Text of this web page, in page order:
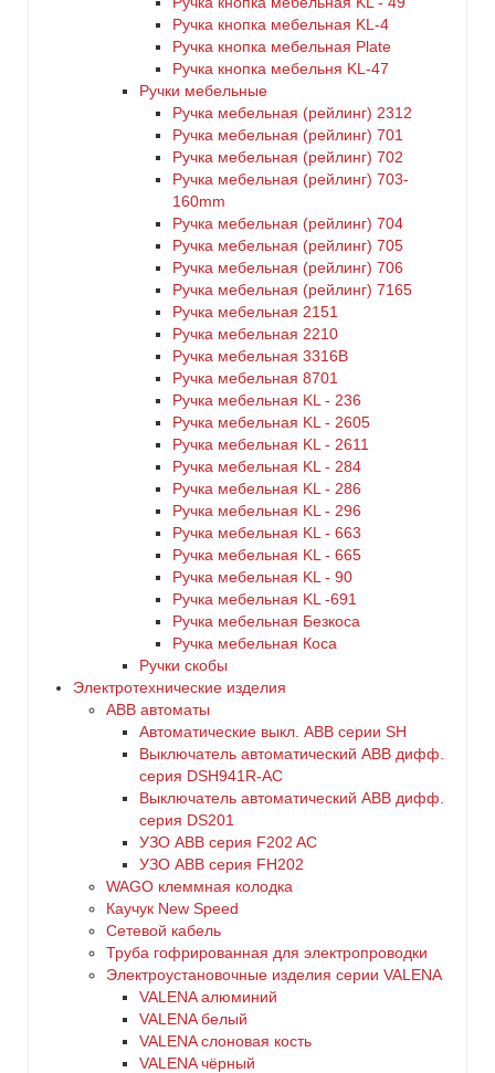
Ручка кнопка мебельная KL-4
Ручка кнопка мебельная Plate
Ручка кнопка мебельня KL-47
Ручки мебельные
Ручка мебельная (рейлинг) 2312
Ручка мебельная (рейлинг) 701
Ручка мебельная (рейлинг) 702
Ручка мебельная (рейлинг) 703-
160mm
Ручка мебельная (рейлинг) 704
Ручка мебельная (рейлинг) 705
Ручка мебельная (рейлинг) 706
Ручка мебельная (рейлинг) 7165
Ручка мебельная 2151
Ручка мебельная 2210
Ручка мебельная 3316B
Ручка мебельная 8701
Ручка мебельная KL - 236
Ручка мебельная KL - 2605
Ручка мебельная KL - 2611
Ручка мебельная KL - 284
Ручка мебельная KL - 286
Ручка мебельная KL - 296
Ручка мебельная KL - 663
Ручка мебельная KL - 665
Ручка мебельная KL - 90
Ручка мебельная KL -691
Ручка мебельная Безкоса
Ручка мебельная Коса
Ручки скобы
Электротехнические изделия
ABB автоматы
Автоматические выкл. ABB серии SH
Выключатель автоматический ABB дифф.
серия DSH941R-AC
Выключатель автоматический АВВ дифф.
серия DS201
УЗО ABB серия F202 AC
УЗО АВВ серия FH202
WAGO клеммная колодка
Каучук New Speed
Сетевой кабель
Труба гофрированная для электропроводки
Электроустановочные изделия серии VALENA
VALENA алюминий
VALENA белый
VALENA слоновая кость
VALENA чёрный